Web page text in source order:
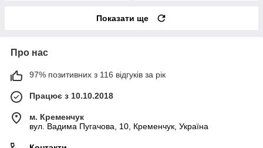
Показати ще
Про нас
97% позитивних з 116 відгуків за рік
Працює з 10.10.2018
м. Кременчук
вул. Вадима Пугачова, 10, Кременчук, Україна